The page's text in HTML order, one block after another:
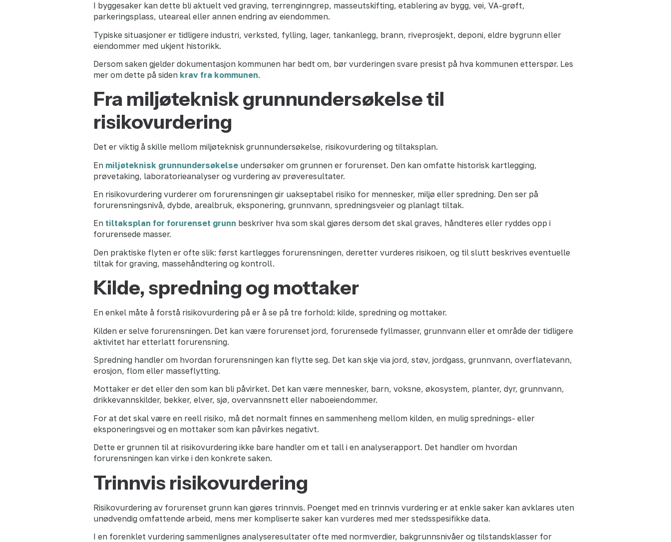
I byggesaker kan dette bli aktuelt ved graving, terrenginngrep, masseutskifting, etablering av bygg, vei, VA-grøft,
parkeringsplass, uteareal eller annen endring av eiendommen.
Typiske situasjoner er tidligere industri, verksted, fylling, lager, tankanlegg, brann, riveprosjekt, deponi, eldre bygrunn eller
eiendommer med ukjent historikk.
Dersom saken gjelder dokumentasjon kommunen har bedt om, bør vurderingen svare presist på hva kommunen etterspør. Les
mer om dette på siden krav fra kommunen.
Fra miljøteknisk grunnundersøkelse til
risikovurdering
Det er viktig å skille mellom miljøteknisk grunnundersøkelse, risikovurdering og tiltaksplan.
En miljøteknisk grunnundersøkelse undersøker om grunnen er forurenset. Den kan omfatte historisk kartlegging,
prøvetaking, laboratorieanalyser og vurdering av prøveresultater.
En risikovurdering vurderer om forurensningen gir uakseptabel risiko for mennesker, miljø eller spredning. Den ser på
forurensningsnivå, dybde, arealbruk, eksponering, grunnvann, spredningsveier og planlagt tiltak.
En tiltaksplan for forurenset grunn beskriver hva som skal gjøres dersom det skal graves, håndteres eller ryddes opp i
forurensede masser.
Den praktiske flyten er ofte slik: først kartlegges forurensningen, deretter vurderes risikoen, og til slutt beskrives eventuelle
tiltak for graving, massehåndtering og kontroll.
Kilde, spredning og mottaker
En enkel måte å forstå risikovurdering på er å se på tre forhold: kilde, spredning og mottaker.
Kilden er selve forurensningen. Det kan være forurenset jord, forurensede fyllmasser, grunnvann eller et område der tidligere
aktivitet har etterlatt forurensning.
Spredning handler om hvordan forurensningen kan flytte seg. Det kan skje via jord, støv, jordgass, grunnvann, overflatevann,
erosjon, flom eller masseflytting.
Mottaker er det eller den som kan bli påvirket. Det kan være mennesker, barn, voksne, økosystem, planter, dyr, grunnvann,
drikkevannskilder, bekker, elver, sjø, overvannsnett eller naboeiendommer.
For at det skal være en reell risiko, må det normalt finnes en sammenheng mellom kilden, en mulig sprednings- eller
eksponeringsvei og en mottaker som kan påvirkes negativt.
Dette er grunnen til at risikovurdering ikke bare handler om et tall i en analyserapport. Det handler om hvordan
forurensningen kan virke i den konkrete saken.
Trinnvis risikovurdering
Risikovurdering av forurenset grunn kan gjøres trinnvis. Poenget med en trinnvis vurdering er at enkle saker kan avklares uten
unødvendig omfattende arbeid, mens mer kompliserte saker kan vurderes med mer stedsspesifikke data.
I en forenklet vurdering sammenlignes analyseresultater ofte med normverdier, bakgrunnsnivåer og tilstandsklasser for